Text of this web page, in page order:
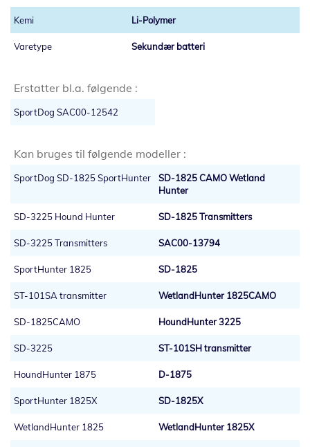
Li-Polymer
Sekundær batteri
Erstatter bl.a. følgende :
SportDog SAC00-12542
Kan bruges til følgende modeller :
SportDog SD-1825 SportHunter
SD-1825 CAMO Wetland
Hunter
SD-3225 Hound Hunter SD-1825 Transmitters
SD-3225 Transmitters SAC00-13794
SportHunter 1825 SD-1825
ST-101SA transmitter WetlandHunter 1825CAMO
SD-1825CAMO HoundHunter 3225
SD-3225 ST-101SH transmitter
HoundHunter 1875 D-1875
SportHunter 1825X SD-1825X
WetlandHunter 1825 WetlandHunter 1825X